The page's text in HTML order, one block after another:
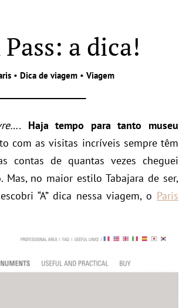
a dica!
• Dica de viagem• Viagem
Haja tempo para tanto museu
com as visitas incríveis sempre têm
contas de quantas vezes cheguei
no maior estilo Tabajara de ser,
“A” dica nessa viagem, o Paris